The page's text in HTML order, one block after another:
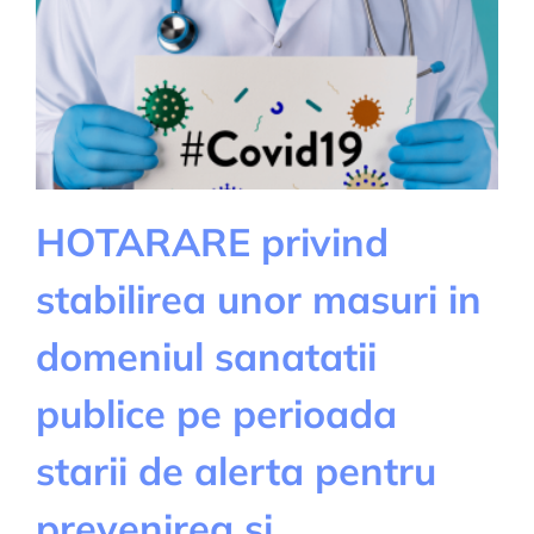
HOTARARE privind
stabilirea unor masuri in
domeniul sanatatii
publice pe perioada
starii de alerta pentru